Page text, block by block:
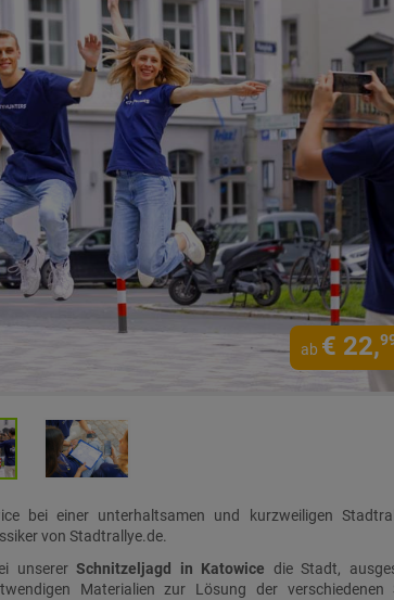
ab € 22,
bei einer unterhaltsamen und kurzweiligen
von Stadtrallye.de.
unsererSchnitzeljagd in Katowice die Stadt,
Materialien zur Lösung der verschiedenen